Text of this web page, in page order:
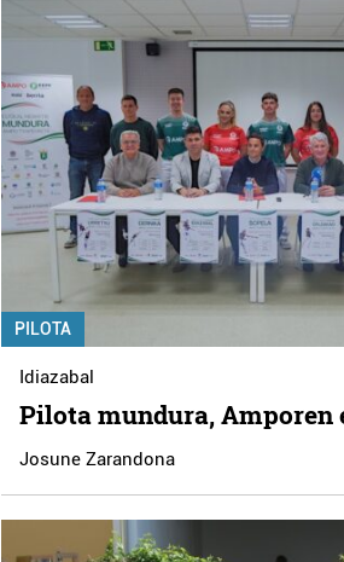
PILOTA
Idiazabal
Pilota mundura,
Josune Zarandona